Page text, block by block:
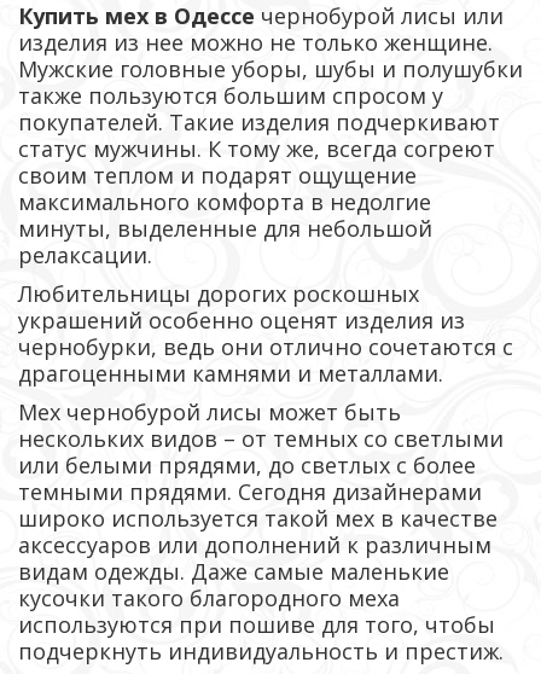
Купить мех в Одессе чернобурой лисы или
изделия из нее можно не только женщине.
Мужские головные уборы, шубы и полушубки
также пользуются большим спросом у
покупателей. Такие изделия подчеркивают
статус мужчины. К тому же, всегда согреют
своим теплом и подарят ощущение
максимального комфорта в недолгие
минуты, выделенные для небольшой
релаксации.
Любительницы дорогих роскошных
украшений особенно оценят изделия из
чернобурки, ведь они отлично сочетаются с
драгоценными камнями и металлами.
Мех чернобурой лисы может быть
нескольких видов – от темных со светлыми
или белыми прядями, до светлых с более
темными прядями. Сегодня дизайнерами
широко используется такой мех в качестве
аксессуаров или дополнений к различным
видам одежды. Даже самые маленькие
кусочки такого благородного меха
используются при пошиве для того, чтобы
подчеркнуть индивидуальность и престиж.